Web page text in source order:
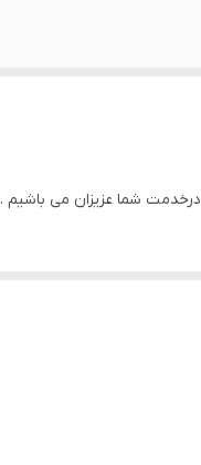
درخدمت شما عزیزان می باشیم .